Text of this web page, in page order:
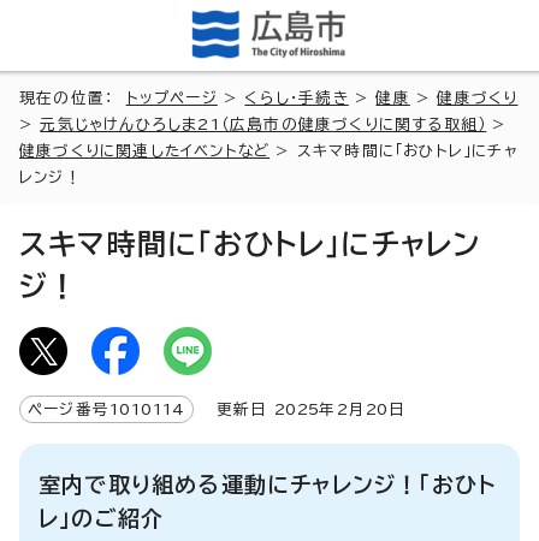
現在の位置： トップページ > くらし・手続き >健康 >健康づくり
>元気じゃけんひろしま21（広島市の健康づくりに関する取組）
>
健康づくりに関連したイベントなど > スキマ時間に「おひトレ」にチャ
レンジ！
スキマ時間に「おひトレ」にチャレン
ジ！
ページ番号 1010114 更新日 2025年2月 20 日
室内で取り組める運動にチャレンジ！「おひト
レ」のご紹介